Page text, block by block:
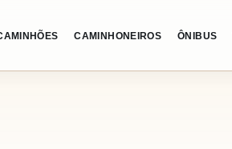
CAMINHONEIROS ÔNIBUS